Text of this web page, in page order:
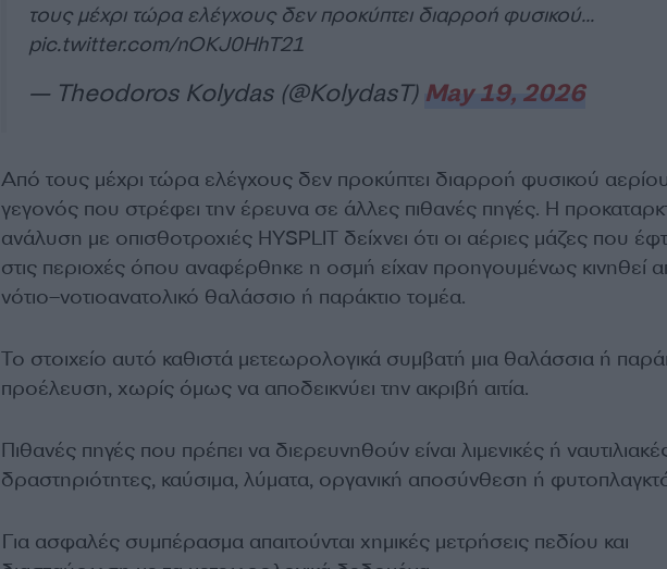
τους μέχρι τώρα ελέγχους δεν προκύπτει διαρροή φυσικού…
pic.twitter.com/nOKJ0HhT21
— Theodoros Kolydas (@KolydasT) May 19, 2026
Από τους μέχρι τώρα ελέγχους δεν προκύπτει διαρροή φυσικού
γεγονός που στρέφει την έρευνα σε άλλες πιθανές πηγές. Η
ανάλυση με οπισθοτροχιές HYSPLIT δείχνει ότι οι αέριες μάζες που
στις περιοχές όπου αναφέρθηκε η οσμή είχαν προηγουμένως κινηθεί
νότιο–νοτιοανατολικό θαλάσσιο ή παράκτιο τομέα.
Το στοιχείο αυτό καθιστά μετεωρολογικά συμβατή μια θαλάσσια ή
προέλευση, χωρίς όμως να αποδεικνύει την ακριβή αιτία.
Πιθανές πηγές που πρέπει να διερευνηθούν είναι λιμενικές ή
δραστηριότητες, καύσιμα, λύματα, οργανική αποσύνθεση ή
Για ασφαλές συμπέρασμα απαιτούνται χημικές μετρήσεις πεδίου και